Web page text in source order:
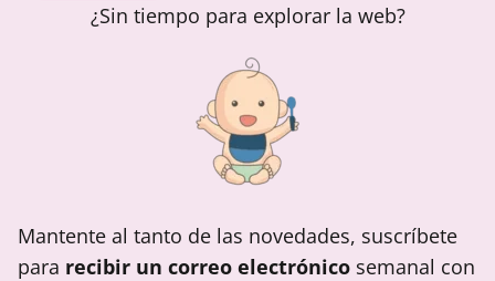
¿Sin tiempo para explorar la web?
Mantente al tanto de las novedades, suscríbete
para recibir un correo electrónico semanal con